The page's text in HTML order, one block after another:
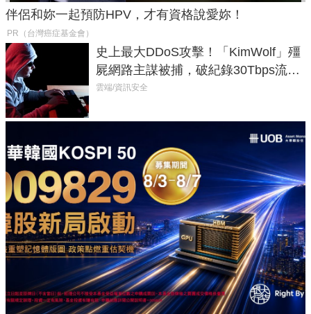
伴侶和妳一起預防HPV，才有資格說愛妳！
PR（台灣癌症基金會）
史上最大DDoS攻擊！「KimWolf」殭
屍網路主謀被捕，破紀錄30Tbps流量
癱瘓全球！
雲端/資訊安全